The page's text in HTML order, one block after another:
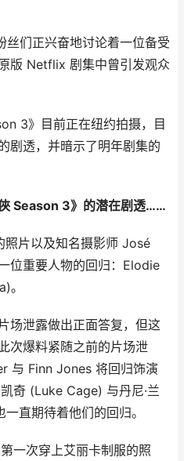
丝们正兴奋地讨论着一位备受
版 Netflix 剧集中曾引发观众
3》目前正在纽约拍摄，目
剧透，并暗示了明年剧集的
Season 3》的潜在剧透……
片以及知名摄影师 José
位重要人物的回归：Elodie
。
场泄露做出正面答复，但这
次爆料紧随之前的片场泄
与 Finn Jones 将回归饰演
奇 (Luke Cage) 与丹尼·兰
直期待着他们的回归。
一次穿上艾丽卡制服的照